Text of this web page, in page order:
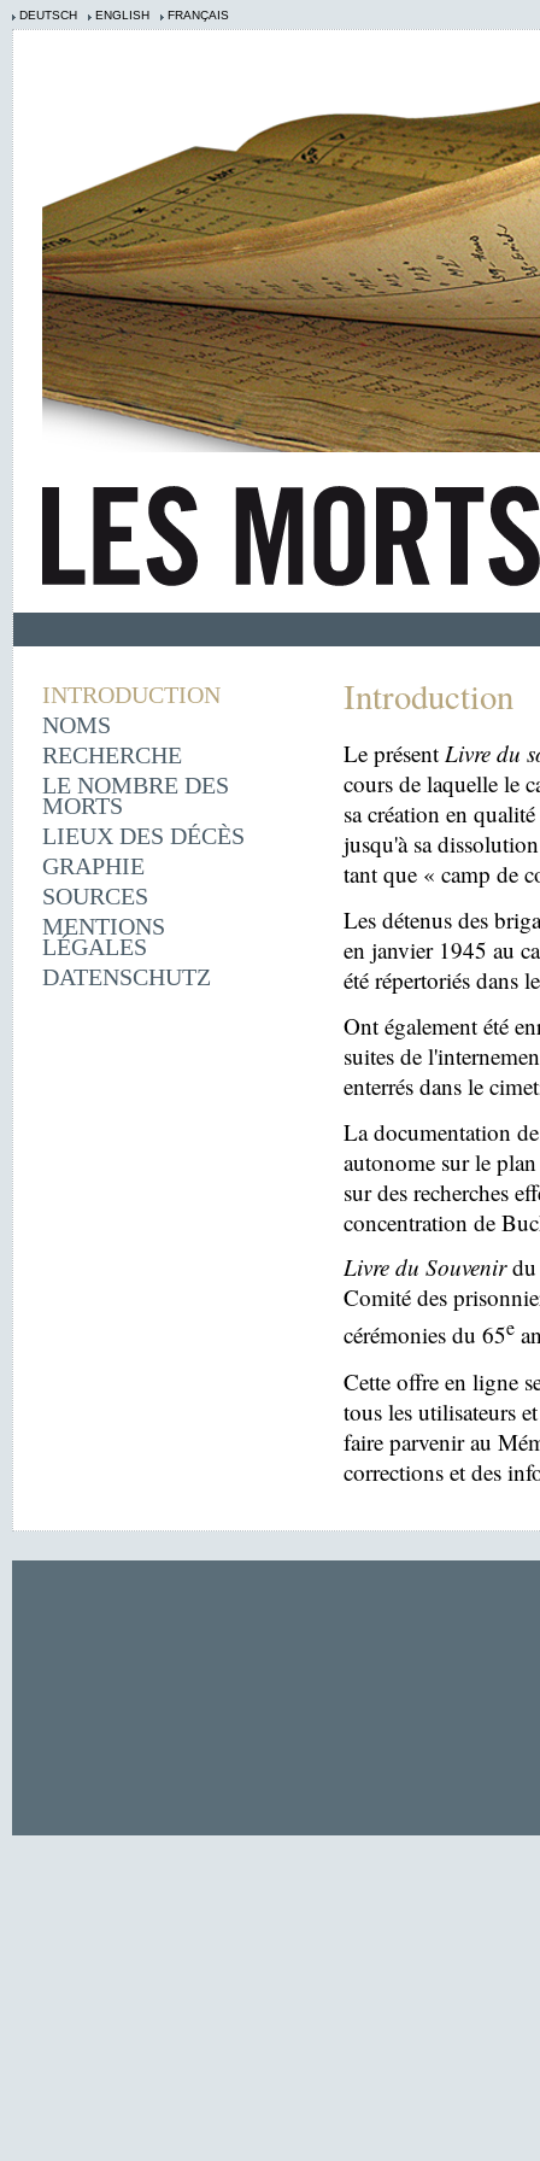
DEUTSCH ENGLISH FRANÇAIS
INTRODUCTION
NOMS
RECHERCHE
LE NOMBRE DES
MORTS
LIEUX DES DÉCÈS
GRAPHIE
SOURCES
MENTIONS
LÉGALES
DATENSCHUTZ
Introduction
Le présentLivre du
cours de laquelle le
sa création en
jusqu'à sa
tant que « camp de
Les détenus des
en janvier 1945 au
été répertoriés dans
Ont également été
suites de
enterrés dans le
La documentation
autonome sur le
sur des recherches
concentration de
Livre du Souvenirdu
Comité des
cérémonies du 65e
Cette offre en ligne
tous les utilisateurs
faire parvenir au
corrections et des